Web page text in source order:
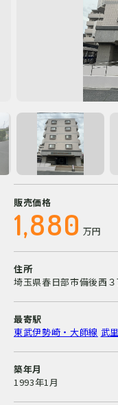
販売価格
1,880 万円
住所
埼玉県春日部市備後西３
最寄駅
東武伊勢崎・大師線 武里
築年月
1993年1月